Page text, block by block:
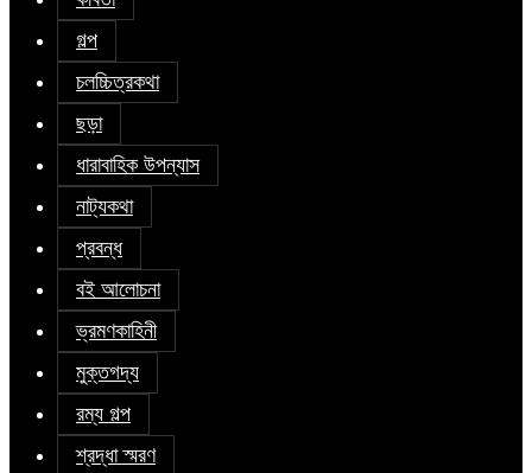
গল্প
চলচ্চিত্রকথা
ছড়া
ধারাবাহিক উপন্যাস
নাট্যকথা
প্রবন্ধ
বই আলোচনা
ভ্রমণকাহিনী
মুক্তগদ্য
রম্য গল্প
শ্রদ্ধা স্মরণ